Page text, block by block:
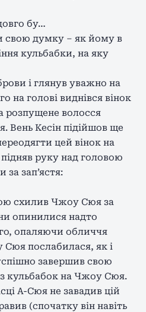
бу…
свою думку – як йому в
кульбабки, на яку
і глянув уважно на
на голові виднівся вінок
розпущене волосся
Вень Кесін підійшов ще
цей вінок на
руку над головою
зап’ястя:
схилив Чжоу Сюя за
опинилися надто
опаляючи обличчя
послабилася, як і
завершив свою
кульбабок на Чжоу Сюя.
А-Сюя не завадив цій
(спочатку він навіть